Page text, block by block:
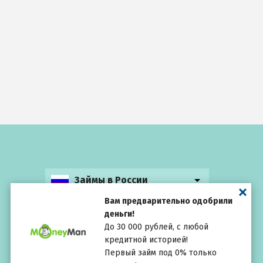
Вам предварительно одобрили
деньги!
До 30 000 рублей, с любой
кредитной историей!
Первый займ под 0% только
Займы в России
Выбирай
внимательно